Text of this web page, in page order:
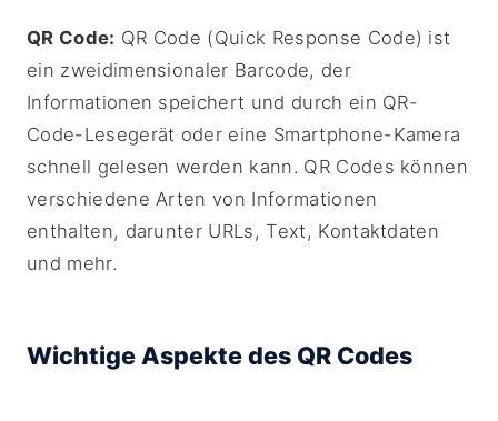
QR Code: QR Code (Quick Response Code) ist
ein zweidimensionaler Barcode, der
Informationen speichert und durch ein QR-
Code-Lesegerät oder eine Smartphone-Kamera
schnell gelesen werden kann. QR Codes können
verschiedene Arten von Informationen
enthalten, darunter URLs, Text, Kontaktdaten
und mehr.
Wichtige Aspekte des QR Codes